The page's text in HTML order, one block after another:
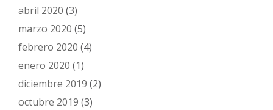
abril 2020 (3)
marzo 2020 (5)
febrero 2020 (4)
enero 2020 (1)
diciembre 2019 (2)
octubre 2019 (3)